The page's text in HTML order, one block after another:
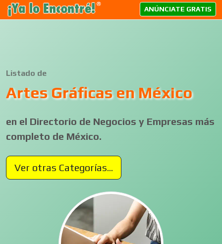
ANÚNCIATE GRATIS
Listado de
Artes Gráficas en México
en el Directorio de Negocios y Empresas más
completo de México.
Ver otras Categorías...